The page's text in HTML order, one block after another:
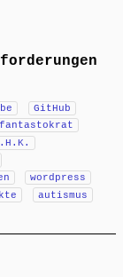
GitHub
fantastokrat
wordpress
autismus